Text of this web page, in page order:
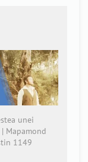
unei
Mapamond
1149